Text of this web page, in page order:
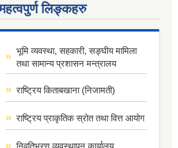
लिङ्कहरु
भूमि व्यवस्था, सहकारी, सङ्घीय मामिला
तथा सामान्य प्रशासन मन्त्रालय
राष्ट्रिय किताबखाना (निजामती)
राष्ट्रिय प्राकृतिक स्रोत तथा वित्त आयोग
निवृतिभरण व्यवस्थापन कार्यालय